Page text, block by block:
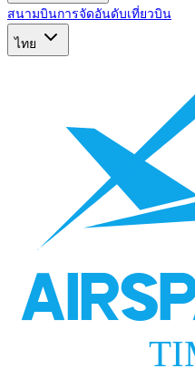
สนามบินการจัดอันดับเที่ยวบิน
ไทย